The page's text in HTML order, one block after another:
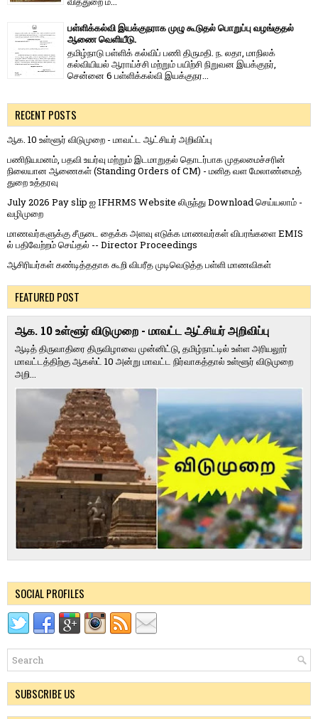
பள்ளிக்கல்வி இயக்குநராக முழு கூடுதல் பொறுப்பு வழங்குதல்
ஆணை வெளியீடு.
தமிழ்நாடு பள்ளிக் கல்விப் பணி திருமதி. ந. லதா, மாநிலக்
கல்வியியல் ஆராய்ச்சி மற்றும் பயிற்சி நிறுவன இயக்குநர்,
சென்னை 6 பள்ளிக்கல்வி இயக்குநர...
RECENT POSTS
ஆக. 10 உள்ளூர் விடுமுறை - மாவட்ட ஆட்சியர் அறிவிப்பு
பணிநியமனம், பதவி உயர்வு மற்றும் இடமாறுதல் தொடர்பாக முதலமைச்சரின்
நிலையான ஆணைகள் (Standing Orders of CM) - மனித வள மேலாண்மைத்
துறை உத்தரவு
July 2026 Pay slip ஐ IFHRMS Website லிருந்து Download செய்யலாம் -
வழிமுறை
மாணவர்களுக்கு சீருடை தைக்க அளவு எடுக்க மாணவர்கள் விபரங்களை EMIS
ல் பதிவேற்றம் செய்தல் -- Director Proceedings
ஆசிரியர்கள் கண்டித்ததாக கூறி விபரீத முடிவெடுத்த பள்ளி மாணவிகள்
FEATURED POST
ஆக. 10 உள்ளூர் விடுமுறை - மாவட்ட ஆட்சியர் அறிவிப்பு
ஆடித் திருவாதிரை திருவிழாவை முன்னிட்டு, தமிழ்நாட்டில் உள்ள அரியலூர்
மாவட்டத்திற்கு ஆகஸ்ட் 10 அன்று மாவட்ட நிர்வாகத்தால் உள்ளூர் விடுமுறை
அறி...
SOCIAL PROFILES
SUBSCRIBE US